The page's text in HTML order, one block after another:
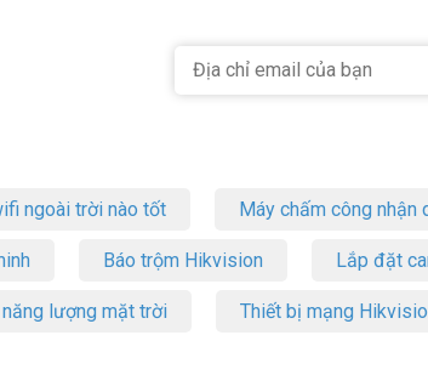
ngoài trời nào tốt Máy chấm công nhận
Báo trộm Hikvision Lắp đặt
lượng mặt trời Thiết bị mạng